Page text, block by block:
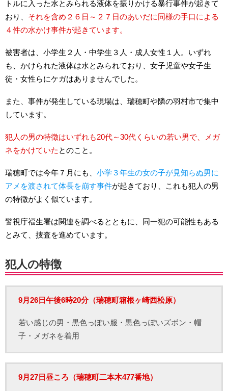
トルに入った水とみられる液体を振りかける暴行事件が起きて
おり、 それを含め２６日～２７日のあいだに同様の手口による
４件の水かけ事件が起きています。
被害者は、小学生２人・中学生３人・成人女性１人。いずれ
も、かけられた液体は水とみられており、女子児童や女子生
徒・女性らにケガはありませんでした。
また、事件が発生している現場は、瑞穂町や隣の羽村市で集中
しています。
犯人の男の特徴はいずれも20代～30代くらいの若い男で、メガ
ネをかけていた とのこと。
瑞穂町では今年７月にも、 小学３年生の女の子が見知らぬ男に
アメを渡されて体長を崩す事件が起きており、これも犯人の男
の特徴がよく似ています。
警視庁福生署は関連を調べるとともに、同一犯の可能性もある
とみて、捜査を進めています。
犯人の特徴
9月26日午後6時20分（瑞穂町箱根ヶ崎西松原）
若い感じの男・黒色っぽい服・黒色っぽいズボン・帽
子・メガネを着用
9月27日昼ころ（瑞穂町二本木477番地）